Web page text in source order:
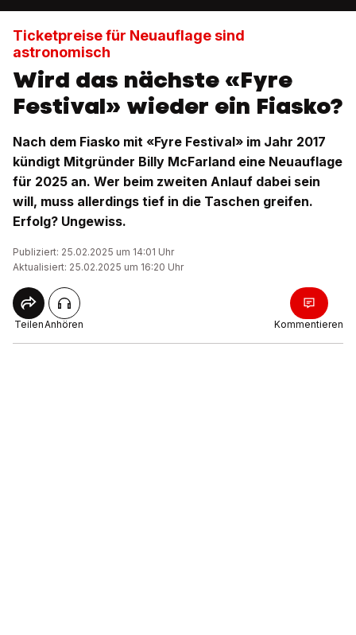
Ticketpreise für Neuauflage sind
astronomisch
Wird das nächste «Fyre
Festival» wieder ein Fiasko?
Nach dem Fiasko mit «Fyre Festival» im Jahr 2017
kündigt Mitgründer Billy McFarland eine Neuauflage
für 2025 an. Wer beim zweiten Anlauf dabei sein
will, muss allerdings tief in die Taschen greifen.
Erfolg? Ungewiss.
Publiziert: 25.02.2025 um 14:01 Uhr
Aktualisiert: 25.02.2025 um 16:20 Uhr
TeilenAnhören Kommentieren